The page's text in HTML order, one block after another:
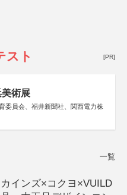
スト [PR]
術展
委員会、福井新聞社、関西電力株
一覧
カインズ×コクヨ×VUILD